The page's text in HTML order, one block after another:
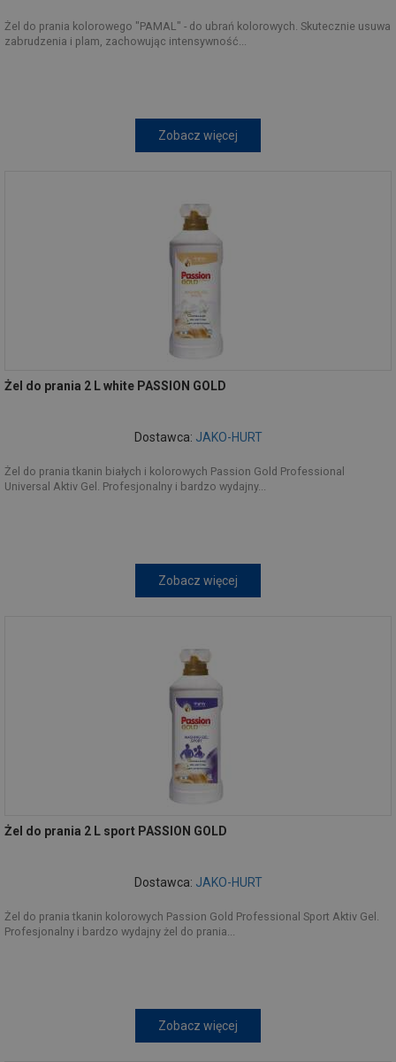
Żel do prania kolorowego "PAMAL" - do ubrań kolorowych. Skutecznie usuwa
zabrudzenia i plam, zachowując intensywność...
Zobacz więcej
Żel do prania 2 L white PASSION GOLD
Dostawca: JAKO-HURT
Żel do prania tkanin białych i kolorowych Passion Gold Professional
Universal Aktiv Gel. Profesjonalny i bardzo wydajny...
Zobacz więcej
Żel do prania 2 L sport PASSION GOLD
Dostawca: JAKO-HURT
Żel do prania tkanin kolorowych Passion Gold Professional Sport Aktiv Gel.
Profesjonalny i bardzo wydajny żel do prania...
Zobacz więcej